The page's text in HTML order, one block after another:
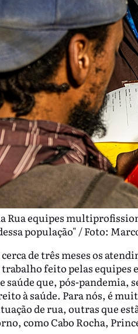
Rua equipes
população" / Foto:
de três meses os
feito pelas equipes
saúde que, pós-
à saúde. Para nós, é
de rua, outras que
como Cabo Rocha,